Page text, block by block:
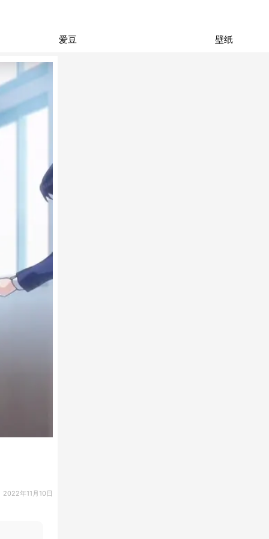
爱豆 壁纸
2022年11月10日